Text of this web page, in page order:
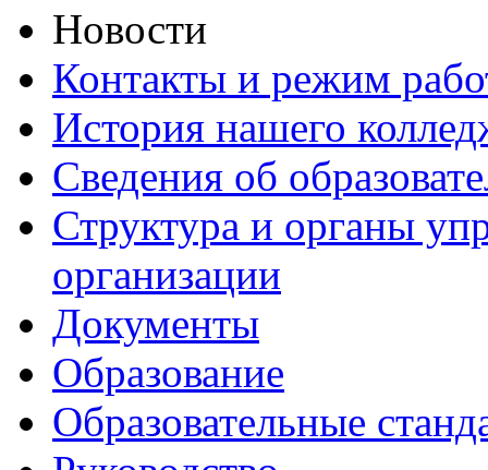
Новости
Контакты и режим
История нашего
Сведения об
Структура и органы
организации
Документы
Образование
Образовательные